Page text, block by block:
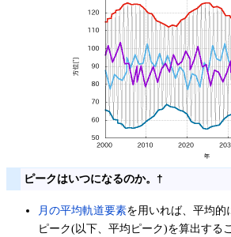
ピークはいつになるのか。 †
月の平均軌道要素を用いれば、平均的
ピーク(以下、平均ピーク)を算出する